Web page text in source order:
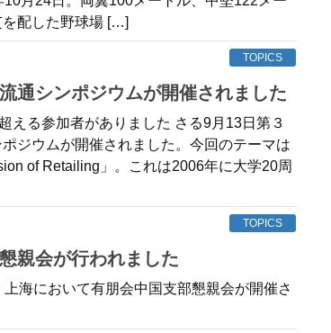
を配した野球場 […]
TOPICS
流通シンポジウムが開催されました
える参加者がありました さる9月13日第３
ジウムが開催されました。今回のテーマは
of Retailing」。これは2006年に大学20周
TOPICS
懇親会が行われました
海において有朋会中国支部懇親会が開催さ